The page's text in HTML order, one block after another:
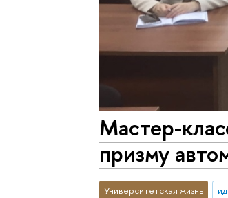
Мастер-
призму
Университетская жизнь